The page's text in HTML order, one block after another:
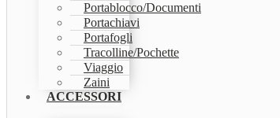
Portablocco/Documenti
Portachiavi
Portafogli
Tracolline/Pochette
Viaggio
Zaini
ACCESSORI